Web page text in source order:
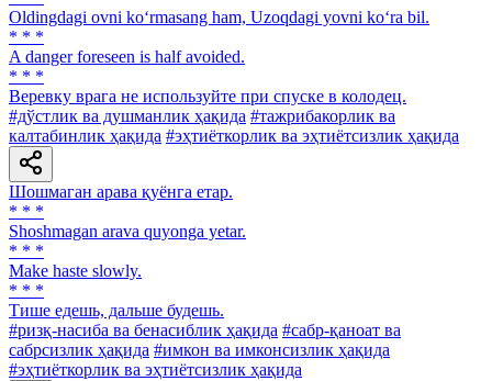
Oldingdagi ovni ko‘rmasang ham, Uzoqdagi yovni ko‘ra bil.
* * *
A danger foreseen is half avoided.
* * *
Веревку врага не используйте при спуске в колодец.
#дўстлик ва душманлик ҳақида #тажрибакорлик ва
калтабинлик ҳақида #эҳтиёткорлик ва эҳтиётсизлик ҳақида
Шошмаган арава қуёнга етар.
* * *
Shoshmagan arava quyonga yetar.
* * *
Make haste slowly.
* * *
Тише едешь, дальше будешь.
#ризқ-насиба ва бенасиблик ҳақида #сабр-қаноат ва
сабрсизлик ҳақида #имкон ва имконсизлик ҳақида
#эҳтиёткорлик ва эҳтиётсизлик ҳақида